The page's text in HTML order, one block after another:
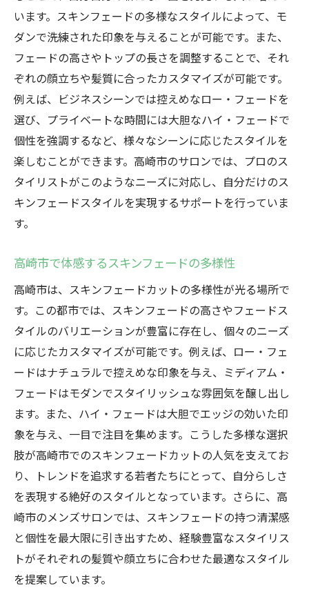
います。スキンフェードの多様なスタイルによって、モ
ダンで洗練された印象を与えることが可能です。また、
フェードの高さやトップの長さを調整することで、それ
ぞれの顔立ちや髪質に合ったカスタマイズが可能です。
例えば、ビジネスシーンでは控えめなロー・フェードを
選び、プライベートな時間には大胆なハイ・フェードで
個性を強調するなど、様々なシーンに応じたスタイルを
楽しむことができます。高崎市のサロンでは、プロのス
タイリストがこのようなニーズに対応し、自分だけのス
キンフェードスタイルを実現するサポートを行っていま
す。
高崎市で体感するスキンフェードの多様性
高崎市は、スキンフェードカットの多様性が光る場所で
す。この都市では、スキンフェードの高さやフェードス
タイルのバリエーションが豊富に存在し、個々のニーズ
に応じたカスタマイズが可能です。例えば、ロー・フェ
ードはナチュラルで控えめな印象を与え、ミディアム・
フェードはモダンでスタイリッシュな雰囲気を醸し出し
ます。また、ハイ・フェードは大胆でエッジの効いた印
象を与え、一目で注目を集めます。こうした多様な選択
肢が高崎市でのスキンフェードカットの人気を支えてお
り、トレンドを追求する若者たちにとって、自分らしさ
を表現する絶好のスタイルとなっています。さらに、高
崎市のメンズサロンでは、スキンフェードの持つ清潔感
と個性を最大限に引き出すため、経験豊富なスタイリス
トがそれぞれの髪質や顔立ちに合わせた最適なスタイル
を提案しています。